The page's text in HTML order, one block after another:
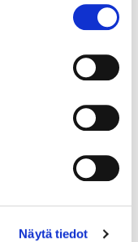
Näytä tiedot